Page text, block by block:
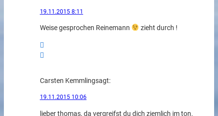
19.11.2015 8:11
Weise gesprochen Reinemann zieht durch !
Carsten Kemmlingsagt:
19.11.2015 10:06
lieber thomas, da vergreifst du dich ziemlich im ton.